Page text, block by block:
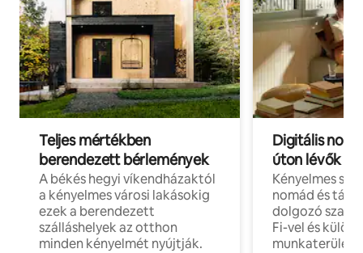
Teljes mértékben
berendezett bérlemények
A békés hegyi víkendházaktól
a kényelmes városi lakásokig
ezek a berendezett
szálláshelyek az otthon
minden kényelmét nyújtják.
Digitális
úton lévők
Kényelmes
nomád és
dolgozó
Fi-vel és külön